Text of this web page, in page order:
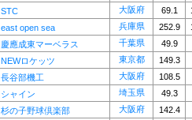
STC 大阪府 69.1
east open sea 兵庫県 252.9
慶應成東マーベラス 千葉県
49.9
NEWロケッツ 東京都
149.3
長谷部機工 大阪府
108.5
シャイン 埼玉県
49.3
杉の子野球倶楽部 大阪府
142.4